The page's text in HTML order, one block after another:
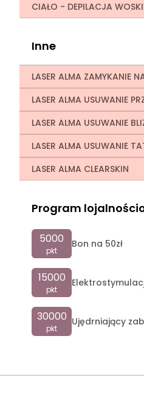
CIAŁO - DEPILACJA
Inne
LASER ALMA ZAMYKANIE
LASER ALMA USUWANIE
LASER ALMA USUWANIE
LASER ALMA USUWANIE
LASER ALMA CLEARSKIN
Program
5000
pkt
Bon na 50zł
15000
pkt
30000
pkt
Ujędrniający